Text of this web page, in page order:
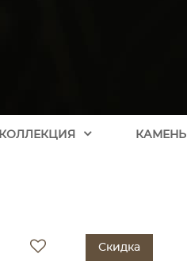
КОЛЛЕКЦИЯ КАМЕНЬ
Скидка